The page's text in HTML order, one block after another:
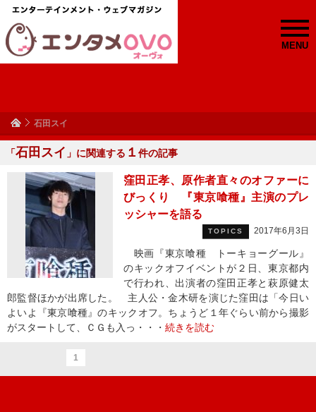
MENU
石田スイ
「石田スイ 」に関連する １ 件の記事
窪田正孝、原作者直々のオファーに
びっくり 『東京喰種』主演のプレ
ッシャーを語る
TOPICS 2017年6月3日
映画『東京喰種 トーキョーグール』
のキックオフイベントが２日、東京都内
で行われ、出演者の窪田正孝と萩原健太
郎監督ほかが出席した。 主人公・金木研を演じた窪田は「今日い
よいよ『東京喰種』のキックオフ。ちょうど１年ぐらい前から撮影
がスタートして、ＣＧも入っ・・・ 続きを読む
1